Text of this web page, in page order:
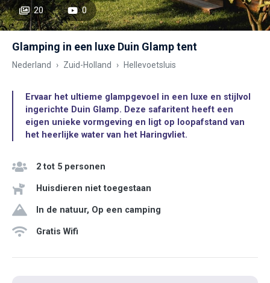
20 0
Glamping in een luxe Duin Glamp tent
Nederland Zuid-Holland Hellevoetsluis
Ervaar het ultieme glampgevoel in een luxe en stijlvol
ingerichte Duin Glamp. Deze safaritent heeft een
eigen unieke vormgeving en ligt op loopafstand van
het heerlijke water van het Haringvliet.
2 tot 5 personen
Huisdieren niet toegestaan
In de natuur, Op een camping
Gratis Wifi